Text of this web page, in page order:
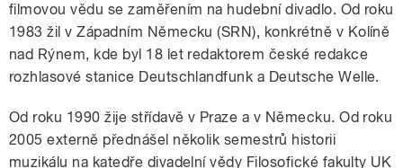
filmovou vědu se zaměřením na hudební divadlo. Od roku
1983 žil v Západním Německu (SRN), konkrétně v Kolíně
nad Rýnem, kde byl 18 let redaktorem české redakce
rozhlasové stanice Deutschlandfunk a Deutsche Welle.
Od roku 1990 žije střídavě v Praze a v Německu. Od roku
2005 externě přednášel několik semestrů historii
muzikálu na katedře divadelní vědy Filosofické fakulty UK